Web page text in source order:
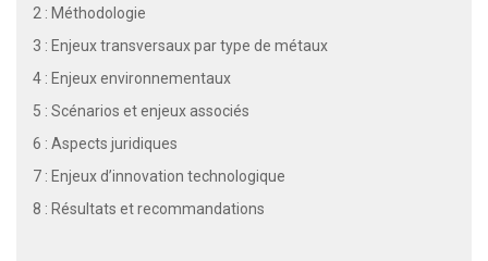
2 : Méthodologie
3 : Enjeux transversaux par type de métaux
4 : Enjeux environnementaux
5 : Scénarios et enjeux associés
6 : Aspects juridiques
7 : Enjeux d’innovation technologique
8 : Résultats et recommandations